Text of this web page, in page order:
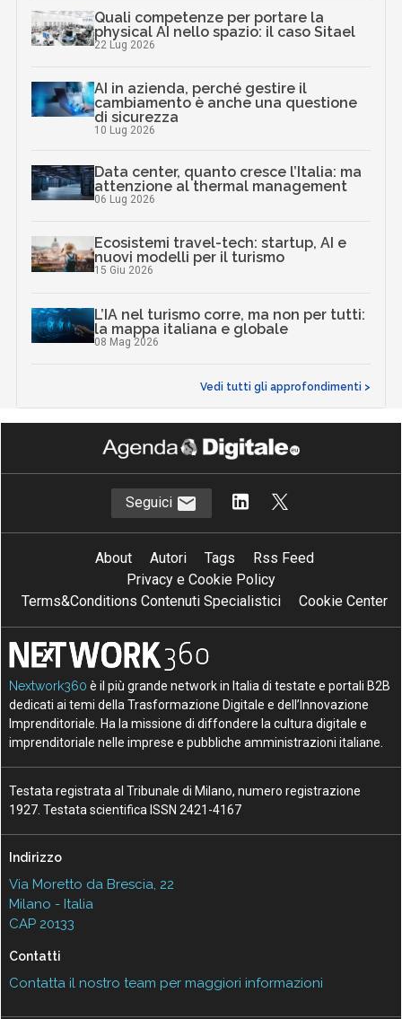
Quali competenze per portare la
physical AI nello spazio: il caso Sitael
22 Lug 2026
AI in azienda, perché gestire il
cambiamento è anche una questione
di sicurezza
10 Lug 2026
Data center, quanto cresce l’Italia: ma
attenzione al thermal management
06 Lug 2026
Ecosistemi travel-tech: startup, AI e
nuovi modelli per il turismo
15 Giu 2026
L’IA nel turismo corre, ma non per tutti:
la mappa italiana e globale
08 Mag 2026
Vedi tutti gli approfondimenti >
Seguici
About Autori Tags
Rss Feed
Privacy e Cookie Policy
Terms&Conditions Contenuti Specialistici
Cookie Center
Nextwork360 è il più grande network in Italia di testate e portali B2B
dedicati ai temi della Trasformazione Digitale e dell’Innovazione
Imprenditoriale. Ha la missione di diffondere la cultura digitale e
imprenditoriale nelle imprese e pubbliche amministrazioni italiane.
Testata registrata al Tribunale di Milano, numero registrazione
1927. Testata scientifica ISSN 2421-4167
Indirizzo
Via Moretto da Brescia, 22
Milano - Italia
CAP 20133
Contatti
Contatta il nostro team per maggiori informazioni